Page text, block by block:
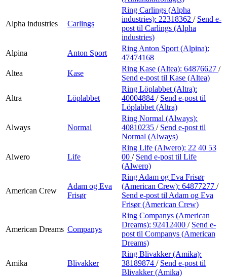
Alpha industries Carlings
Ring Carlings (Alpha
industries): 22318362 / Send e-
post til Carlings (Alpha
industries)
Alpina
Anton Sport
Ring Anton Sport (Alpina):
47474168
Altea
Kase
Ring Kase (Altea): 64876627 /
Send e-post til Kase (Altea)
Altra Löplabbet
Ring Löplabbet (Altra):
40004884 / Send e-post til
Löplabbet (Altra)
Always Normal
Ring Normal (Always):
40810235 / Send e-post til
Normal (Always)
Alwero Life
Ring Life (Alwero): 22 40 53
00 / Send e-post til Life
(Alwero)
American Crew
Adam og Eva
Frisør
Ring Adam og Eva Frisør
(American Crew): 64877277 /
Send e-post til Adam og Eva
Frisør (American Crew)
American Dreams Companys
Ring Companys (American
Dreams): 92412400 / Send e-
post til Companys (American
Dreams)
Amika Blivakker
Ring Blivakker (Amika):
38189874 / Send e-post til
Blivakker (Amika)